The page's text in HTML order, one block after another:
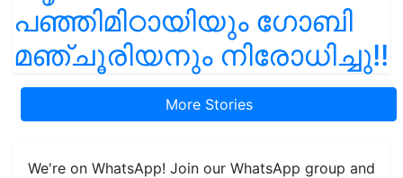
പഞ്ഞിമിഠായിയും ഗോബി
മഞ്ചൂരിയനും നിരോധിച്ചു!!
More Stories
We're on WhatsApp! Join our WhatsApp group and